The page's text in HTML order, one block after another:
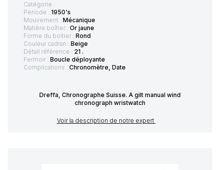
Catégorie :
Période : 1950's
Mouvement : Mécanique
Matière boîtier : Or jaune
Forme du boitier : Rond
Couleur cadran : Beige
Détail référence : 21 .
Fermoir : Boucle déployante
Complications : Chronomètre, Date
Dreffa, Chronographe Suisse. A gilt manual wind
chronograph wristwatch
Voir la description de notre expert